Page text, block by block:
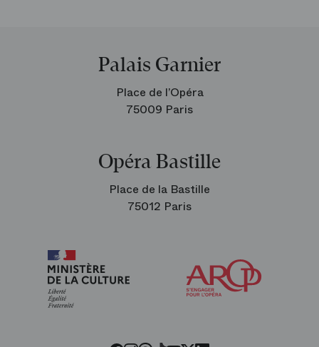
Palais Garnier
Place de l’Opéra
75009 Paris
Opéra Bastille
Place de la Bastille
75012 Paris